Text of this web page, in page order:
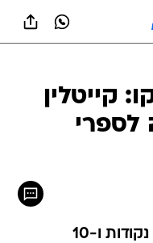
קייטלין
לספרי
כוכבת אינדיאנה סיימה עם 21 נקודות ו-10